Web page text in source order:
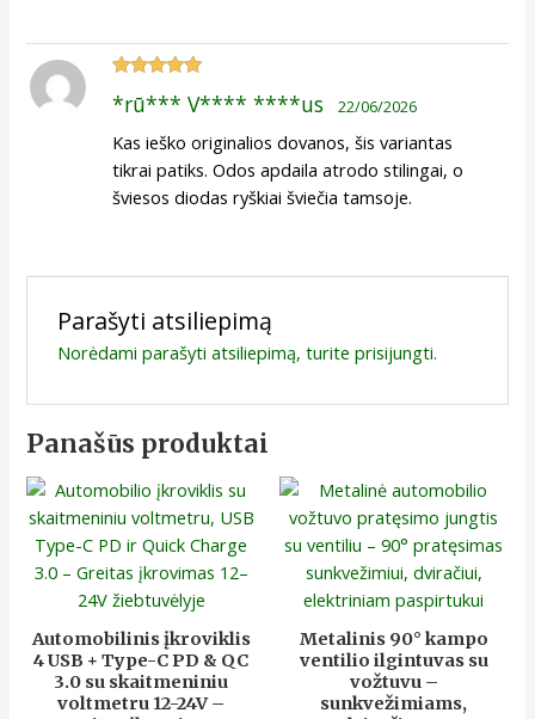
5iš 5
*rū*** V**** ****us 22/06/2026
Kas ieško originalios dovanos, šis variantas
tikrai patiks. Odos apdaila atrodo stilingai, o
šviesos diodas ryškiai šviečia tamsoje.
Parašyti atsiliepimą
Norėdami parašyti atsiliepimą, turite prisijungti.
Panašūs produktai
Automobilinis įkroviklis
4 USB + Type-C PD & QC
3.0 su skaitmeniniu
voltmetru 12-24V –
Metalinis 90° kampo
ventilio ilgintuvas su
vožtuvu –
sunkvežimiams,